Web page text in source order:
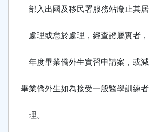
部入出國及移民署服務站廢止其居
處理或怠於處理，經查證屬實者，
年度畢業僑外生實習申請案，或減
畢業僑外生如為接受一般醫學訓練
理。